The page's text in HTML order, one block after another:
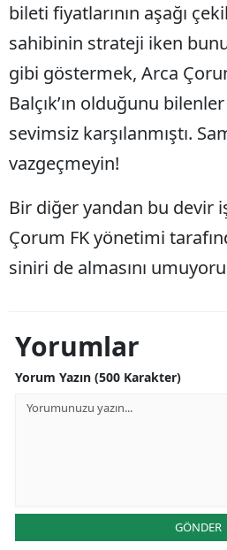
bileti fiyatlarının aşağı
sahibinin strateji iken
gibi göstermek, Arca
Balçık’ın olduğunu
sevimsiz karşılanmıştı.
vazgeçmeyin!
Bir diğer yandan bu devir
Çorum FK yönetimi
siniri de almasını
Yorumlar
Yorum Yazın (500 Karakter)
GÖNDER